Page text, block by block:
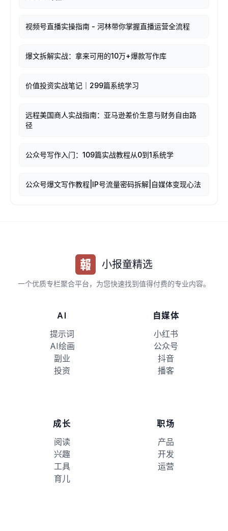
视频号直播实操指南 - 河林带你掌握直播运营全流程
爆文拆解实战：拿来可用的10万+爆款写作库
价值投资实战笔记｜299篇系统学习
远程美国商人实战指南：亚马逊差价生意与财务自由路
径
公众号写作入门：109篇实战教程从0到1系统学
公众号爆文写作教程|IP号流量密码拆解|自媒体变现心法
小报童精选
一个优质专栏聚合平台，为您快速找到值得付费的专业内容。
AI
提示词
AI绘画
副业
投资
自媒体
小红书
公众号
抖音
播客
成长
阅读
兴趣
工具
育儿
职场
产品
开发
运营